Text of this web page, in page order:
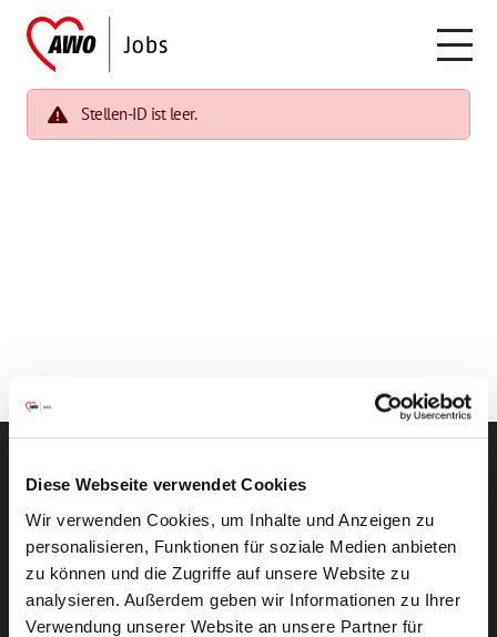
Diese Webseite verwendet Cookies
Wir verwenden Cookies, um Inhalte und Anzeigen zu
personalisieren, Funktionen für soziale Medien anbieten
zu können und die Zugriffe auf unsere Website zu
analysieren. Außerdem geben wir Informationen zu Ihrer
Verwendung unserer Website an unsere Partner für
Stellen-ID ist leer.
Neue Stellen per E-Mail.
Ein kostenloser Service von AWO
Jobs.